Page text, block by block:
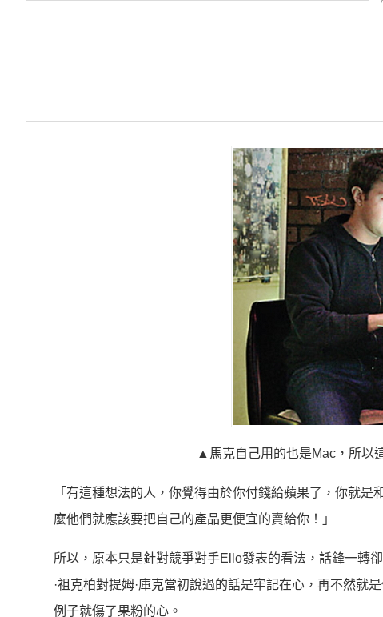
▲馬克自己用的也是Mac，所以
「有這種想法的人，你覺得由於你付錢給蘋果了，你就
麼他們就應該要把自己的產品更便宜的賣給你！」
所以，原本只是針對競爭對手Ello發表的看法，話鋒一轉
·祖克柏對提姆·庫克當初說過的話是牢記在心，再不然就
例子就傷了果粉的心。